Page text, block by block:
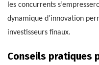
les concurrents
dynamique d’innovation
investisseurs finaux.
Conseils pratiques